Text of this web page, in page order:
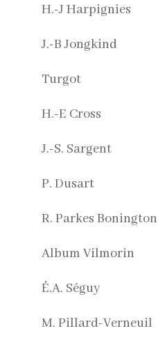
H.-J Harpignies
J.-B Jongkind
Turgot
H.-E Cross
J.-S. Sargent
P. Dusart
R. Parkes Bonington
Album Vilmorin
É.A. Séguy
M. Pillard-Verneuil